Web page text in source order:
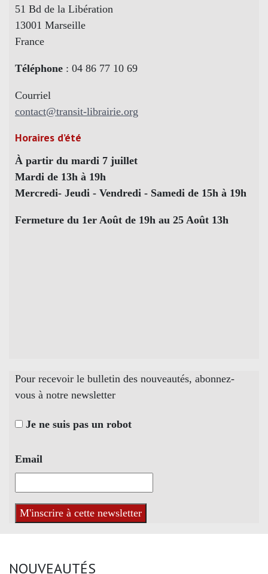
51 Bd de la Libération
13001 Marseille
France
Téléphone : 04 86 77 10 69
Courriel
contact@transit-librairie.org
Horaires d’été
À partir du mardi 7 juillet
Mardi de 13h à 19h
Mercredi- Jeudi - Vendredi - Samedi de 15h à 19h
Fermeture du 1er Août de 19h au 25 Août 13h
Pour recevoir le bulletin des nouveautés, abonnez-
vous à notre newsletter
Je ne suis pas un robot
Email
NOUVEAUTÉS